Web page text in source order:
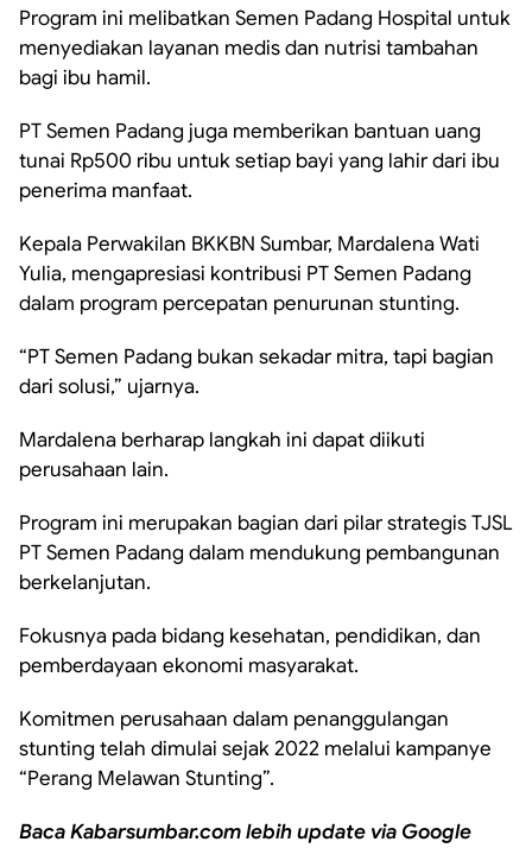
Program ini melibatkan Semen Padang Hospital untuk
menyediakan layanan medis dan nutrisi tambahan
bagi ibu hamil.
PT Semen Padang juga memberikan bantuan uang
tunai Rp500 ribu untuk setiap bayi yang lahir dari ibu
penerima manfaat.
Kepala Perwakilan BKKBN Sumbar, Mardalena Wati
Yulia, mengapresiasi kontribusi PT Semen Padang
dalam program percepatan penurunan stunting.
“PT Semen Padang bukan sekadar mitra, tapi bagian
dari solusi,” ujarnya.
Mardalena berharap langkah ini dapat diikuti
perusahaan lain.
Program ini merupakan bagian dari pilar strategis TJSL
PT Semen Padang dalam mendukung pembangunan
berkelanjutan.
Fokusnya pada bidang kesehatan, pendidikan, dan
pemberdayaan ekonomi masyarakat.
Komitmen perusahaan dalam penanggulangan
stunting telah dimulai sejak 2022 melalui kampanye
“Perang Melawan Stunting”.
Baca Kabarsumbar.com lebih update via Google